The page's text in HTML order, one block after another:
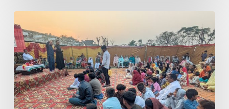
fil-
Marġini:
Żjara
Pastorali
f’Lahore